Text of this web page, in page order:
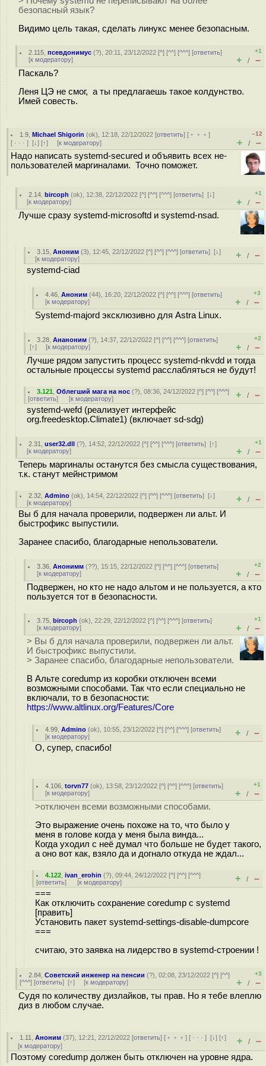
безопасный язык?
Видимо цель такая, сделать линукс менее безопасным.
2.115 ,псевдонимус (?), 20:11, 23/12/2022 [^] [^^] [^^^] [ответить]
[к модератору]
+1
+ / –
Паскаль?
Леня ЦЭ не смог, а ты предлагаешь такое колдунство.
Имей совесть.
1.9 ,Michael Shigorin (ok), 12:18, 22/12/2022 [ответить] [ ﹢﹢﹢]
[ · · · ] [↓] [↑] [к модератору]
–12
+ / –
Надо написать systemd-secured и объявить всех не-
пользователей маргиналами. Точно поможет.
2.14 ,bircoph (ok), 12:38, 22/12/2022 [^] [^^] [^^^] [ответить][↓]
[к модератору]
+1
+ / –
Лучше сразу systemd-microsoftd и systemd-nsad.
3.15 ,Аноним (3), 12:45, 22/12/2022 [^] [^^] [^^^] [ответить][↓]
[к модератору] + / –
systemd-ciad
4.46 ,Аноним (44), 16:20, 22/12/2022 [^] [^^] [^^^] [ответить]
[к модератору]
+3
+ / –
Systemd-majord эксклюзивно для Astra Linux.
3.28 ,Ананоним (?), 14:37, 22/12/2022 [^] [^^] [^^^] [ответить]
[↑] [к модератору]
+2
+ / –
Лучше рядом запустить процесс systemd-nkvdd и тогда
остальные процессы systemd расслабляться не будут!
3.121 ,Облегший мага на нос (?), 08:36, 24/12/2022 [^] [^^] [^^^]
[ответить] [к модератору] + / –
systemd-wefd (реализует интерфейс
org.freedesktop.Climate1) (включает sd-sdg)
2.31 ,user32.dll (?), 14:52, 22/12/2022 [^] [^^] [^^^] [ответить][↑]
[к модератору]
+1
+ / –
Теперь маргиналы останутся без смысла существования,
т.к. станут мейнстримом
2.32 ,Admino (ok), 14:54, 22/12/2022 [^] [^^] [^^^] [ответить][↓]
[к модератору] + / –
Вы б для начала проверили, подвержен ли альт. И
быстрофикс выпустили.
Заранее спасибо, благодарные непользователи.
3.36 ,Анонимм (??), 15:15, 22/12/2022 [^] [^^] [^^^] [ответить]
[к модератору]
+2
+ / –
Подвержен, но кто не надо альтом и не пользуется, а кто
пользуется тот в безопасности.
3.75 ,bircoph (ok), 22:29, 22/12/2022 [^] [^^] [^^^] [ответить]
[к модератору]
+1
+ / –
> Вы б для начала проверили, подвержен ли альт.
И быстрофикс выпустили.
> Заранее спасибо, благодарные непользователи.
В Альте coredump из коробки отключен всеми
возможными способами. Так что если специально не
включали, то в безопасности:
https://www.altlinux.org/Features/Core
4.99 ,Admino (ok), 10:55, 23/12/2022 [^] [^^] [^^^] [ответить]
[к модератору] + / –
О, супер, спасибо!
4.106 ,torvn77 (ok), 13:58, 23/12/2022 [^] [^^] [^^^] [ответить]
[к модератору]
+1
+ / –
>отключен всеми возможными способами.
Это выражение очень похоже на то, что было у
меня в голове когда у меня была винда...
Когда уходил с неё думал что больше не будет такого,
а оно вот как, взяло да и догнало откуда не ждал...
4.122 ,ivan_erohin (?), 09:44, 24/12/2022 [^] [^^] [^^^]
[ответить] [к модератору] + / –
===
Как отключить сохранение coredump с systemd
[править]
Установить пакет systemd-settings-disable-dumpcore
===
считаю, это заявка на лидерство в systemd-строении !
2.84 ,Советский инженер на пенсии (?), 02:08, 23/12/2022 [^] [^^]
[^^^] [ответить] [↑] [к модератору]
+3
+ / –
Судя по количеству дизлайков, ты прав. Но я тебе влеплю
диз в любом случае.
1.11 ,Аноним (37), 12:21, 22/12/2022 [ответить] [ ﹢﹢﹢] [ · · ·][↓] [↑]
[к модератору] + / –
Поэтому coredump должен быть отключен на уровне ядра.